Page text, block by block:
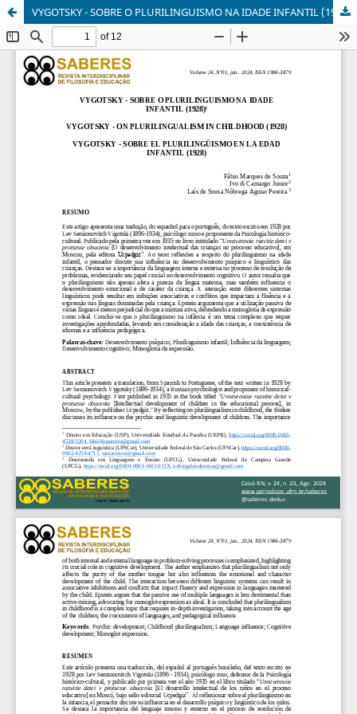
VYGOTSKY - SOBRE O PLURILINGUISMO NA IDADE INFANTIL (1928)